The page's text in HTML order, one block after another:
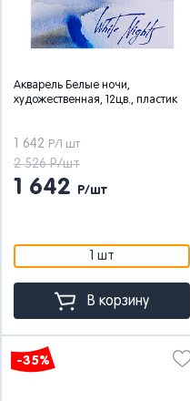
Акварель Белые ночи,
художественная, 12цв., пластик
1 642 Р/1 шт
2 526 Р/шт
1 642 Р/шт
1 шт
В корзину
-35%